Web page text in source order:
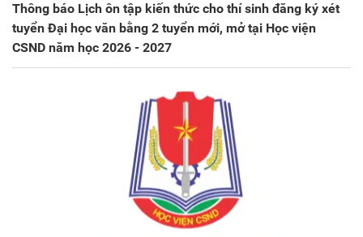
Thông báo Lịch ôn tập kiến thức cho thí sinh đăng ký xét
tuyển Đại học văn bằng 2 tuyển mới, mở tại Học viện
CSND năm học 2026 - 2027